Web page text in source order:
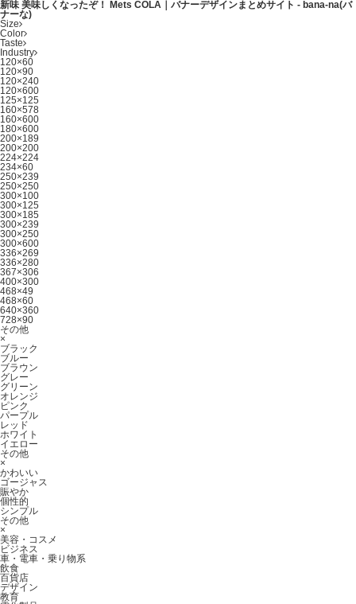
新味 美味しくなったぞ！ Mets COLA｜バナーデザインまとめサイト - bana-na(バ
ナーな)
Size
Color
Taste
Industry
120×60
120×90
120×240
120×600
125×125
160×578
160×600
180×600
200×189
200×200
224×224
234×60
250×239
250×250
300×100
300×125
300×185
300×239
300×250
300×600
336×269
336×280
367×306
400×300
468×49
468×60
640×360
728×90
その他
×
ブラック
ブルー
ブラウン
グレー
グリーン
オレンジ
ピンク
パープル
レッド
ホワイト
イエロー
その他
×
かわいい
ゴージャス
賑やか
個性的
シンプル
その他
×
美容・コスメ
ビジネス
車・電車・乗り物系
飲食
百貨店
デザイン
教育